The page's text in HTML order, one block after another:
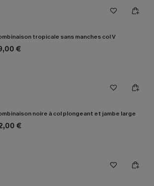
tropicale sans manches col V
€
noire à col plongeant et jambe large
€